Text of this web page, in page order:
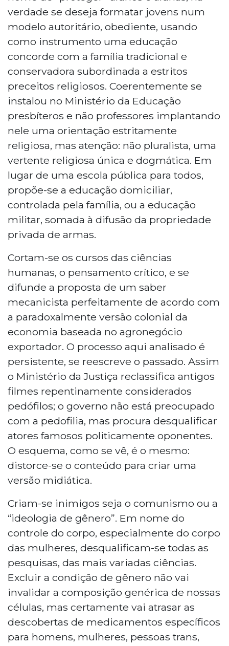
verdade se deseja formatar jovens num
modelo autoritário, obediente, usando
como instrumento uma educação
concorde com a família tradicional e
conservadora subordinada a estritos
preceitos religiosos. Coerentemente se
instalou no Ministério da Educação
presbíteros e não professores implantando
nele uma orientação estritamente
religiosa, mas atenção: não pluralista, uma
vertente religiosa única e dogmática. Em
lugar de uma escola pública para todos,
propõe-se a educação domiciliar,
controlada pela família, ou a educação
militar, somada à difusão da propriedade
privada de armas.
Cortam-se os cursos das ciências
humanas, o pensamento crítico, e se
difunde a proposta de um saber
mecanicista perfeitamente de acordo com
a paradoxalmente versão colonial da
economia baseada no agronegócio
exportador. O processo aqui analisado é
persistente, se reescreve o passado. Assim
o Ministério da Justiça reclassifica antigos
filmes repentinamente considerados
pedófilos; o governo não está preocupado
com a pedofilia, mas procura desqualificar
atores famosos politicamente oponentes.
O esquema, como se vê, é o mesmo:
distorce-se o conteúdo para criar uma
versão midiática.
Criam-se inimigos seja o comunismo ou a
“ideologia de gênero”. Em nome do
controle do corpo, especialmente do corpo
das mulheres, desqualificam-se todas as
pesquisas, das mais variadas ciências.
Excluir a condição de gênero não vai
invalidar a composição genérica de nossas
células, mas certamente vai atrasar as
descobertas de medicamentos específicos
para homens, mulheres, pessoas trans,